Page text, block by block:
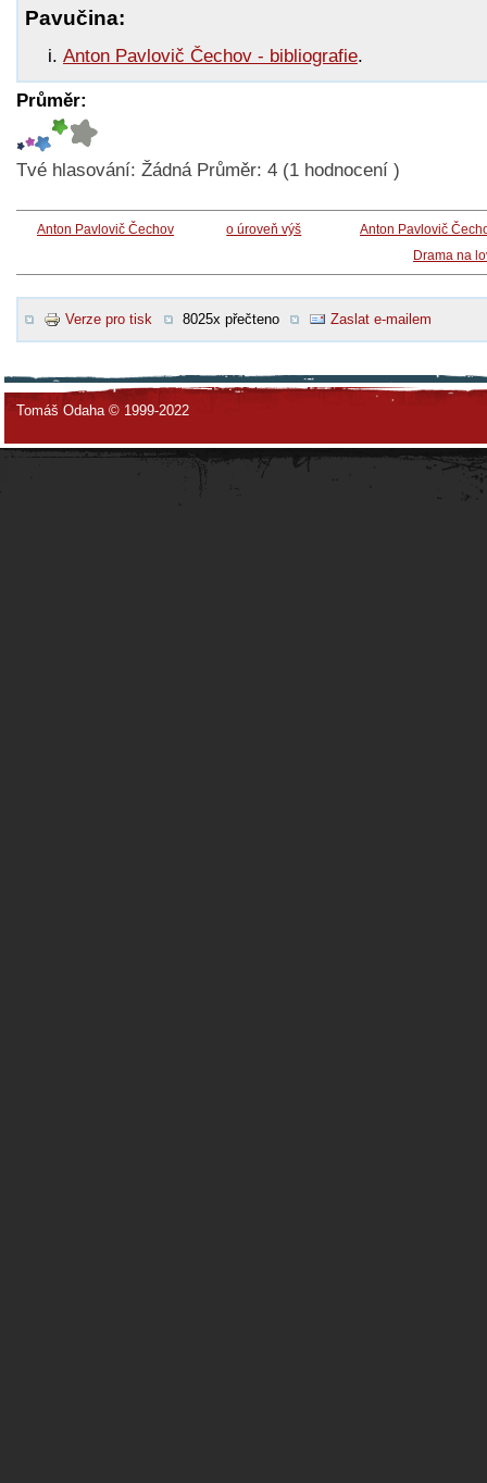
Pavučina:
Anton Pavlovič Čechov - bibliografie.
Průměr:
Tvé hlasování: Žádná Průměr: 4 (1 hodnocení )
Anton Pavlovič Čechov o úroveň výš
Anton Pavlovič
Drama na
Verze pro tisk 8025x přečteno Zaslat e-mailem
Tomáš Odaha © 1999-2022